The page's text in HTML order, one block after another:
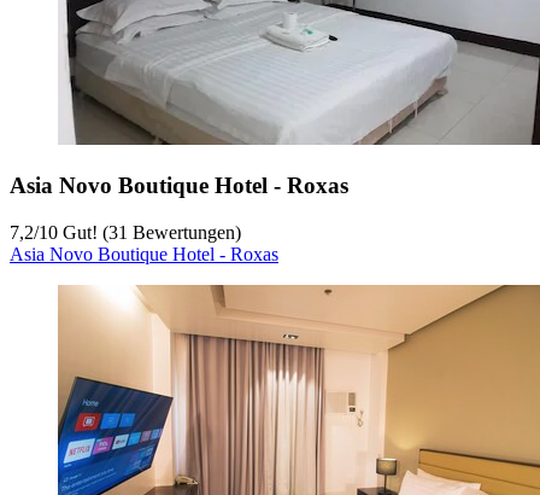
Asia Novo Boutique Hotel - Roxas
7,2/10 Gut! (31 Bewertungen)
Asia Novo Boutique Hotel - Roxas